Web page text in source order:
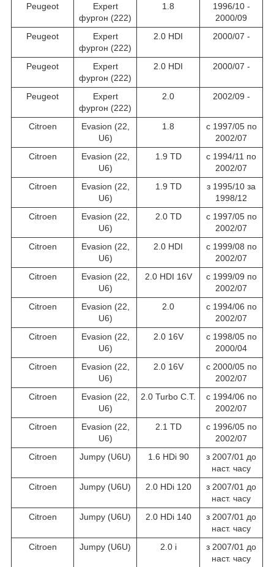
Peugeot
Expert
фургон (222)
1.8
1996/10 -
2000/09
Peugeot
Expert
фургон (222)
2.0 HDI 2000/07 -
Peugeot
Expert
фургон (222)
2.0 HDI 2000/07 -
Peugeot
Expert
фургон (222)
2.0 2002/09 -
Citroen
Evasion (22,
U6)
1.8
c 1997/05 по
2002/07
Citroen
Evasion (22,
U6)
1.9 TD
c 1994/11 по
2002/07
Citroen
Evasion (22,
U6)
1.9 TD
з 1995/10 за
1998/12
Citroen
Evasion (22,
U6)
2.0 TD
c 1997/05 по
2002/07
Citroen
Evasion (22,
U6)
2.0 HDI
c 1999/08 по
2002/07
Citroen
Evasion (22,
U6)
2.0 HDI 16V
c 1999/09 по
2002/07
Citroen
Evasion (22,
U6)
2.0
c 1994/06 по
2002/07
Citroen
Evasion (22,
U6)
2.0 16V
c 1998/05 по
2000/04
Citroen
Evasion (22,
U6)
2.0 16V
c 2000/05 по
2002/07
Citroen
Evasion (22,
U6)
2.0 Turbo C.T.
c 1994/06 по
2002/07
Citroen
Evasion (22,
U6)
2.1 TD
c 1996/05 по
2002/07
Citroen
Jumpy (U6U) 1.6 HDi 90
з 2007/01 до
наст. часу
Citroen
Jumpy (U6U) 2.0 HDi 120
з 2007/01 до
наст. часу
Citroen
Jumpy (U6U) 2.0 HDi 140
з 2007/01 до
наст. часу
Citroen
Jumpy (U6U) 2.0 i
з 2007/01 до
наст. часу